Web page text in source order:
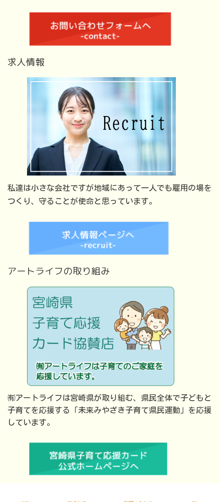
求人情報
私達は小さな会社ですが地域にあって一人でも雇用の場を
つくり、守ることが使命と思っています。
アートライフの取り組み
㈲アートライフは宮崎県が取り組む、県民全体で子どもと
子育てを応援する「未来みやざき子育て県民運動」を応援
しています。